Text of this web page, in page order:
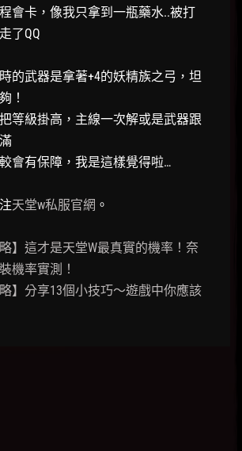
會卡，像我只拿到一瓶藥水..被打
了QQ
的武器是拿著+4的妖精族之弓，坦
！
等級掛高，主線一次解或是武器跟
會有保障，我是這樣覺得啦…
天堂w私服官網 。
】這才是天堂W最真實的機率！奈
機率實測！
】分享13個小技巧～遊戲中你應該